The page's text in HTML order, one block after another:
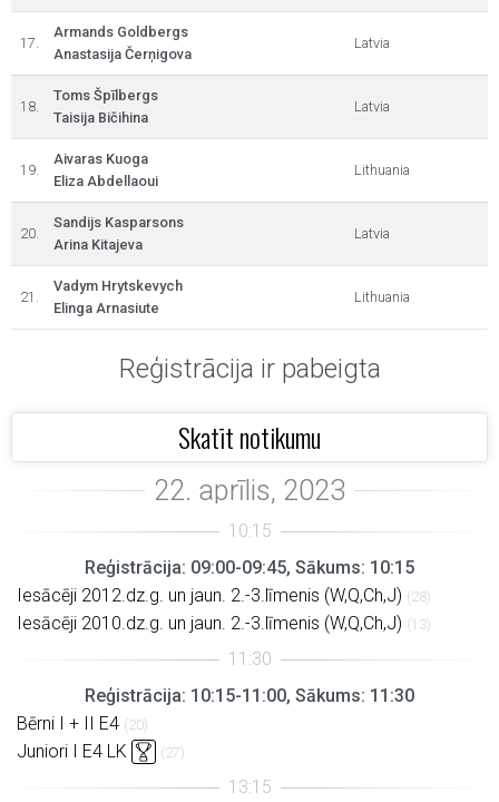
17.
Armands Goldbergs
Anastasija Čerņigova
Latvia
18.
Toms Špīlbergs
Taisija Bičihina
Latvia
19.
Aivaras Kuoga
Eliza Abdellaoui
Lithuania
20.
Sandijs Kasparsons
Arina Kitajeva
Latvia
21.
Vadym Hrytskevych
Elinga Arnasiute
Lithuania
Reģistrācija ir pabeigta
Skatīt notikumu
Reģistrācija: 09:00-09:45, Sākums: 10:15
Iesācēji 2012.dz.g. un jaun. 2.-3.līmenis (W,Q,Ch,J) (28)
Iesācēji 2010.dz.g. un jaun. 2.-3.līmenis (W,Q,Ch,J) (13)
Reģistrācija: 10:15-11:00, Sākums: 11:30
Bērni I + II E4 (20)
Juniori I E4 LK (27)